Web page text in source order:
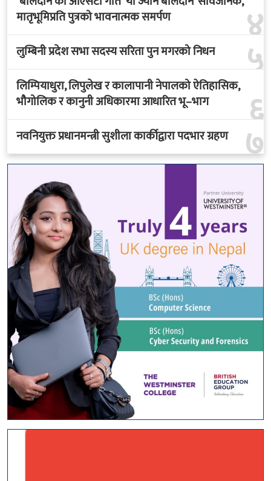
४
मातृभूमिप्रति पुत्रको भावनात्मक समर्पण
५
लुम्बिनी प्रदेश सभा सदस्य सरिता पुन मगरको निधन
६
लिम्पियाधुरा, लिपुलेख र कालापानी नेपालको ऐतिहासिक,
भौगोलिक र कानुनी अधिकारमा आधारित भू–भाग
७
नवनियुक्त प्रधानमन्त्री सुशीला कार्कीद्वारा पदभार ग्रहण